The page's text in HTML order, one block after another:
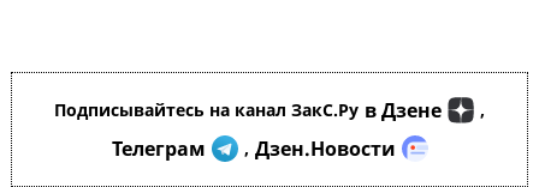
Подписывайтесь на канал ЗакС.Ру в Дзене ,
Телеграм , Дзен.Новости